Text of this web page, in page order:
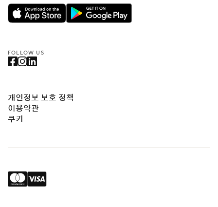
FOLLOW US
개인정보 보호 정책
이용약관
쿠키